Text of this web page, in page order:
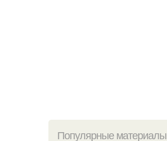
Популярные материалы